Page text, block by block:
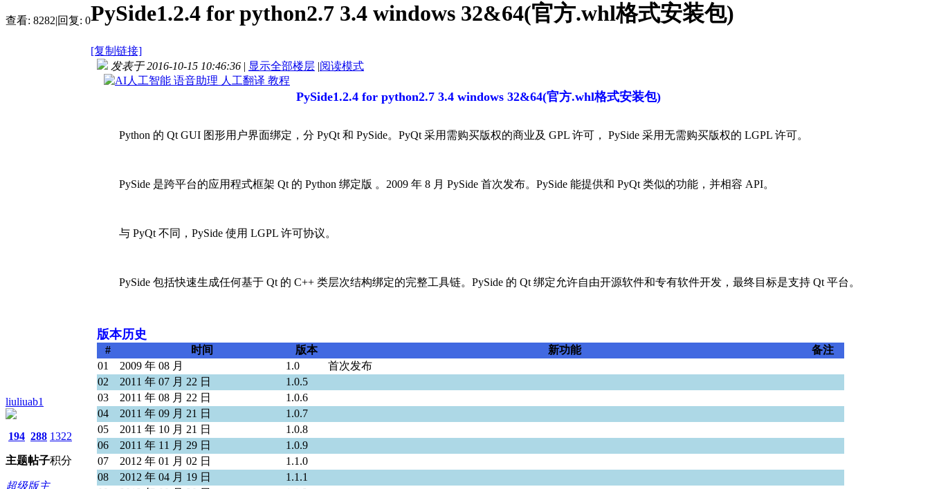
查看: 8282|回复: 0PySide1.2.4 for python2.7 3.4 windows 32&64(官方.whl格式安装包)
[复制链接]
liuliuab1
194
主题
288
帖子
1322
积分
超级版主
发表于 2016-10-15 10:46:36 | 显示全部楼层 |阅读模式
PySide1.2.4 for python2.7 3.4 windows 32&64(官方.whl格式安装包)
Python 的 Qt GUI 图形用户界面绑定，分 PyQt 和 PySide。PyQt 采用需购买版权的商业及 GPL 许可， PySide 采用无需购买版权的 LGPL 许可。
PySide 是跨平台的应用程式框架 Qt 的 Python 绑定版 。2009 年 8 月 PySide 首次发布。PySide 能提供和 PyQt 类似的功能，并相容 API。
与 PyQt 不同，PySide 使用 LGPL 许可协议。
PySide 包括快速生成任何基于 Qt 的 C++ 类层次结构绑定的完整工具链。PySide 的 Qt 绑定允许自由开源软件和专有软件开发，最终目标是支持 Qt 平台。
版本历史
# 时间 版本 新功能
备注
01
2009 年 08 月 1.0
首次发布
02
2011 年 07 月 22 日
1.0.5
03
2011 年 08 月 22 日
1.0.6
04
2011 年 09 月 21 日
1.0.7
05
2011 年 10 月 21 日
1.0.8
06
2011 年 11 月 29 日
1.0.9
07
2012 年 01 月 02 日
1.1.0
08
2012 年 04 月 19 日
1.1.1